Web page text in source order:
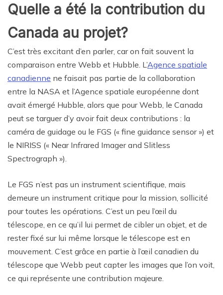
Quelle a été la contribution du
Canada au projet?
C’est très excitant d’en parler, car on fait souvent la
comparaison entre Webb et Hubble. L’Agence spatiale
canadienne ne faisait pas partie de la collaboration
entre la NASA et l’Agence spatiale européenne dont
avait émergé Hubble, alors que pour Webb, le Canada
peut se targuer d’y avoir fait deux contributions : la
caméra de guidage ou le FGS (« fine guidance sensor ») et
le NIRISS (« Near Infrared Imager and Slitless
Spectrograph »).
Le FGS n’est pas un instrument scientifique, mais
demeure un instrument critique pour la mission, sollicité
pour toutes les opérations. C’est un peu l’œil du
télescope, en ce qu’il lui permet de cibler un objet, et de
rester fixé sur lui même lorsque le télescope est en
mouvement. C’est grâce en partie à l’œil canadien du
télescope que Webb peut capter les images que l’on voit,
ce qui représente une contribution majeure.